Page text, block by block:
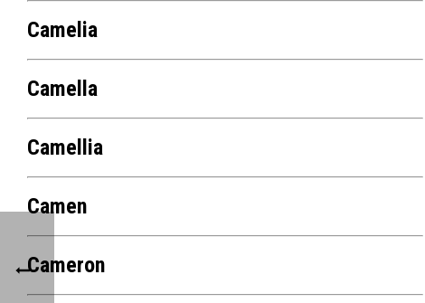
Camelia
Camella
Camellia
Camen
Cameron